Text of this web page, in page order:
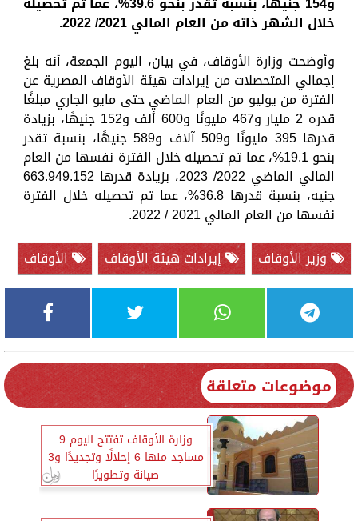
خلال الشهر ذاته من العام المالي 2021/ 2022.
وأوضحت وزارة الأوقاف، في بيان، اليوم الجمعة، أنه بلغ
إجمالي المتحصلات من إيرادات هيئة الأوقاف المصرية عن
الفترة من يوليو من العام الماضي حتى مايو الجاري مبلغًا
قدره 2 مليار و467 مليونًا و600 ألف و152 جنيهًا، بزيادة
قدرها 395 مليونًا و509 آلاف و589 جنيهًا، بنسبة تقدر
بنحو 19.1%، عما تم تحصيله خلال الفترة نفسها من العام
المالي الماضي 2022/ 2023، بزيادة قدرها 663.949.152
جنيه، بنسبة قدرها 36.8%، عما تم تحصيله خلال الفترة
نفسها من العام المالي 2021 / 2022.
وزير الأوقاف
إيرادات هيئة الأوقاف الأوقاف
موضوعات متعلقة
وزارة الأوقاف تفتتح اليوم 9
مساجد منها 6 إحلالًا وتجديدًا و3
صيانة وتطويرًا